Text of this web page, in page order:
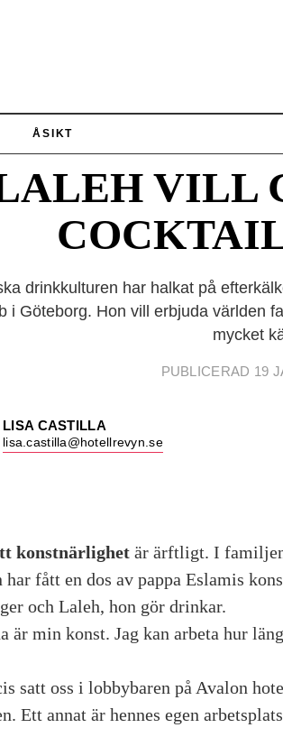
ÅSIKT
VILL
drinkkulturen har halkat på
i Göteborg. Hon vill erbjuda världen
mycket
PUBLICERAD 19
LISA CASTILLA
lisa.castilla@hotellrevyn.se
konstnärlighet är ärftligt. I
har fått en dos av pappa Eslamis
och Laleh, hon gör drinkar.
är min konst. Jag kan arbeta hur
satt oss i lobbybaren på Avalon
Ett annat är hennes egen